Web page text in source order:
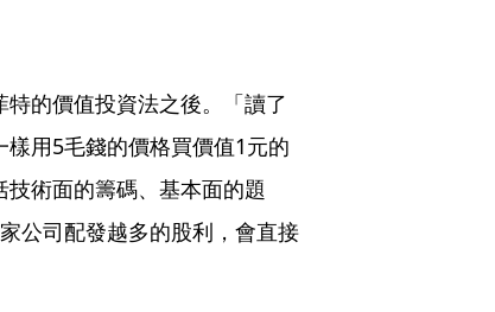
的價值投資法之後。「讀了
用5毛錢的價格買價值1元的
術面的籌碼、基本面的題
公司配發越多的股利，會直接